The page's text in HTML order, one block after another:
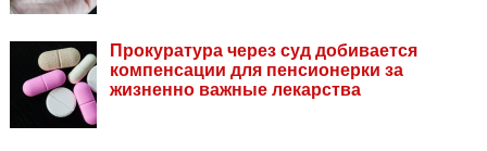
Прокуратура через суд добивается
компенсации для пенсионерки за
жизненно важные лекарства